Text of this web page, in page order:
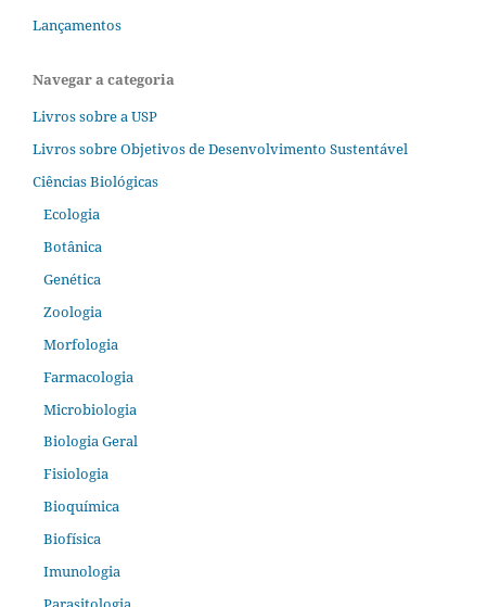
Lançamentos
Navegar a categoria
Livros sobre a USP
Livros sobre Objetivos de Desenvolvimento Sustentável
Ciências Biológicas
Ecologia
Botânica
Genética
Zoologia
Morfologia
Farmacologia
Microbiologia
Biologia Geral
Fisiologia
Bioquímica
Biofísica
Imunologia